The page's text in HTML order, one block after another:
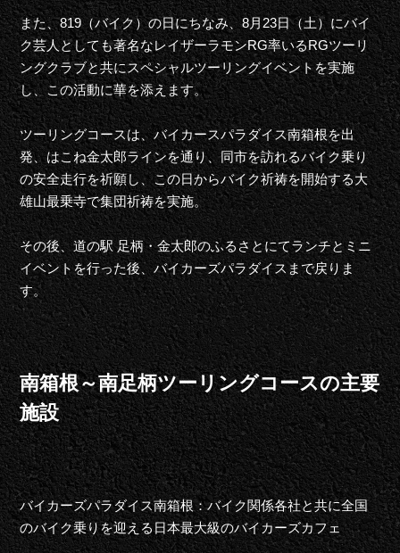
また、819（バイク）の日にちなみ、8月23日（土）にバイ
ク芸人としても著名なレイザーラモンRG率いるRGツーリ
ングクラブと共にスペシャルツーリングイベントを実施
し、この活動に華を添えます。
ツーリングコースは、バイカースパラダイス南箱根を出
発、はこね金太郎ラインを通り、同市を訪れるバイク乗り
の安全走行を祈願し、この日からバイク祈祷を開始する大
雄山最乗寺で集団祈祷を実施。
その後、道の駅 足柄・金太郎のふるさとにてランチとミニ
イベントを行った後、バイカーズパラダイスまで戻りま
す。
南箱根～南足柄ツーリングコースの主要
施設
バイカーズパラダイス南箱根：バイク関係各社と共に全国
のバイク乗りを迎える日本最大級のバイカーズカフェ